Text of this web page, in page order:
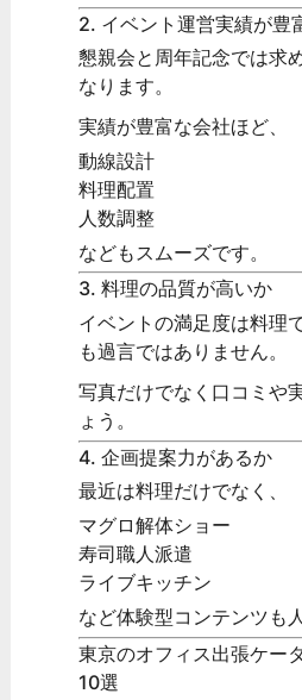
2. イベント運営実績が豊
懇親会と周年記念では求
なります。
実績が豊富な会社ほど、
動線設計
料理配置
人数調整
などもスムーズです。
3. 料理の品質が高いか
イベントの満足度は料理
も過言ではありません。
写真だけでなく口コミや
ょう。
4. 企画提案力があるか
最近は料理だけでなく、
マグロ解体ショー
寿司職人派遣
ライブキッチン
など体験型コンテンツも
東京のオフィス出張ケー
10選